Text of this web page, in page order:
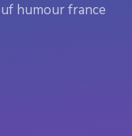
humour france